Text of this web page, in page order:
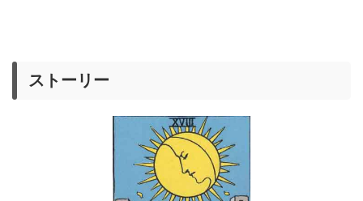
ストーリー